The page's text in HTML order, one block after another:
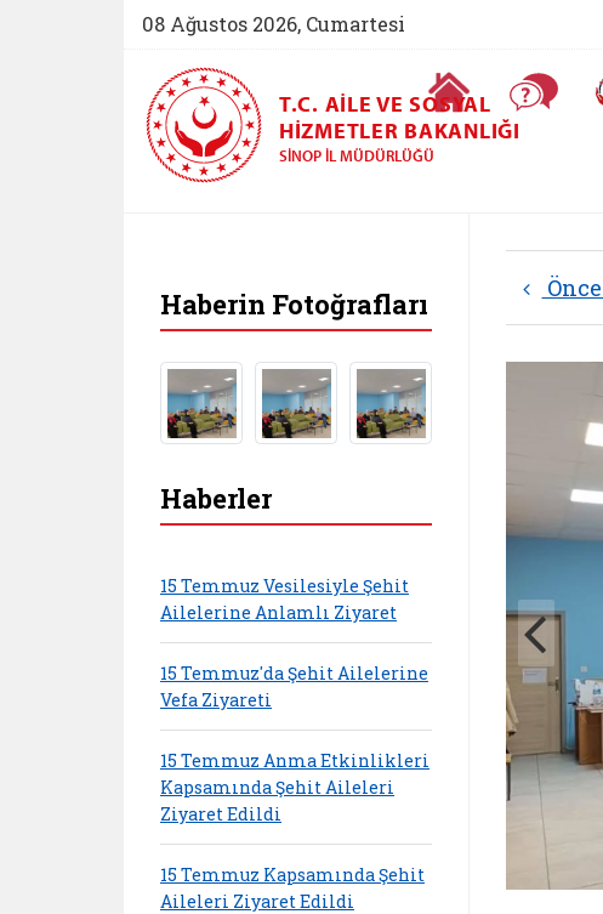
08 Ağustos 2026, Cumartesi
Ana Sayfa Sıkça
T.C. AILE VE SOSYAL
HIZMETLER BAKANLIĞI
SINOP İL MÜDÜRLÜĞÜ
Haberin Fotoğrafları
Haberler
15 Temmuz Vesilesiyle Şehit
Ailelerine Anlamlı Ziyaret
15 Temmuz'da Şehit Ailelerine
Vefa Ziyareti
15 Temmuz Anma Etkinlikleri
Kapsamında Şehit Aileleri
Ziyaret Edildi
15 Temmuz Kapsamında Şehit
Aileleri Ziyaret Edildi